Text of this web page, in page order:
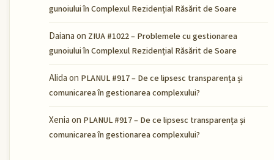
gunoiului în Complexul Rezidențial Răsărit de Soare
Daianaon ZIUA #1022 – Problemele cu gestionarea
gunoiului în Complexul Rezidențial Răsărit de Soare
Alidaon PLANUL #917 – De ce lipsesc transparența și
comunicarea în gestionarea complexului?
Xeniaon PLANUL #917 – De ce lipsesc transparența și
comunicarea în gestionarea complexului?